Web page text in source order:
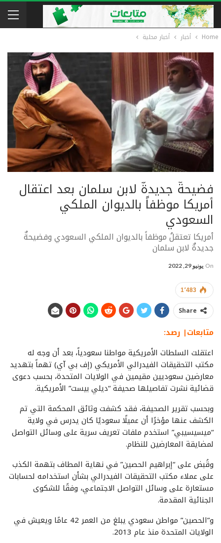
Home أخبار أخبار محلية
فضيحةٌ جديدةٌ لابن سلمان بعد اعتقال
أمريكا موظفاً بالديوان الملكي
السعودي
أمريكا تعتقلُ موظفاً بالديوان الملكي السعودي وفضيحةٌ
جديدةٌ لابن سلمان
On يونيو 29, 2022
1٬483
Share
متابعات| رصد:
اعتقلت السلطات الأمريكية مواطنا سعودياً، بعد أن وجه له
مكتب التحقيقات الفيدرالي الأمريكي (إف بي آي) تهماً بتهديد
معارضين سعوديين مقيمين في الولايات المتحدة، بحسب دعوى
قضائية نشرت تفاصيلها صحيفة “ديلي بيست” الأمريكية.
وبحسب تقرير الصحيفة، فقد كشفت وثائق المحكمة التي تم
الكشف عنها مؤخرًا أن عميلًا سعوديًا كان يدرس في ولاية
“ميسيسيبي” استخدم ملفات تعريف سرية على وسائل التواصل
لمضايقة المعارضين للنظام.
وقُبض على “إبراهيم الحصين” في نهاية المطاف بتهمة الكذب
على عملاء مكتب التحقيقات الفيدرالي بشأن استخدامه لحسابات
مستعارة على وسائل التواصل الاجتماعي، وفقًا للشكوى
الجنائية المقدمة.
و”الحصين” مواطن سعودي يبلغ من العمر 42 عامًا ويعيش في
الولايات المتحدة منذ عام 2013.